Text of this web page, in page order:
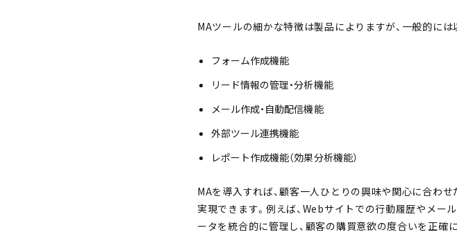
MAツールの細かな特徴は製品によりますが、一般的には
フォーム作成機能
リード情報の管理・分析機能
メール作成・自動配信機能
外部ツール連携機能
レポート作成機能（効果分析機能）
MAを導入すれば、顧客一人ひとりの興味や関心に合わ
実現できます。例えば、Webサイトでの行動履歴やメー
ータを統合的に管理し、顧客の購買意欲の度合いを正確